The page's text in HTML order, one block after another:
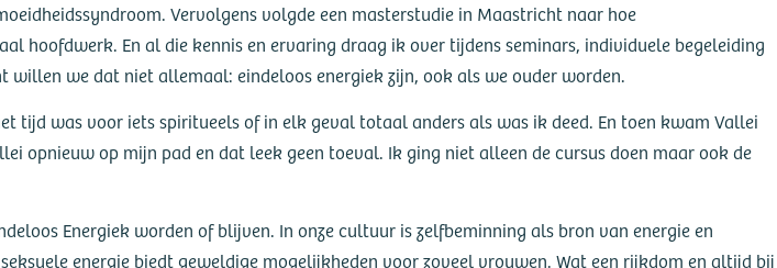
Vervolgens volgde een masterstudie in Maastricht naar hoe
hoofdwerk. En al die kennis en ervaring draag ik over tijdens seminars, individuele begeleiding
we dat niet allemaal: eindeloos energiek zijn, ook als we ouder worden.
tijd was voor iets spiritueels of in elk geval totaal anders als was ik deed. En toen kwam Vallei
opnieuw op mijn pad en dat leek geen toeval. Ik ging niet alleen de cursus doen maar ook de
Energiek worden of blijven. In onze cultuur is zelfbeminning als bron van energie en
energie biedt geweldige mogelijkheden voor zoveel vrouwen. Wat een rijkdom en altijd bij